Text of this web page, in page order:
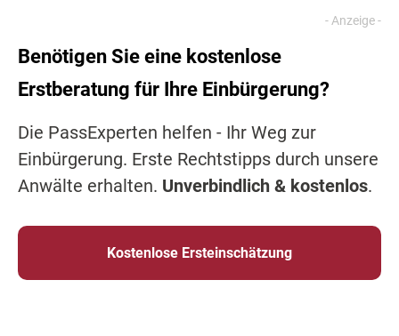
Benötigen Sie eine kostenlose
Erstberatung für Ihre Einbürgerung?
Die PassExperten helfen - Ihr Weg zur
Einbürgerung. Erste Rechtstipps durch unsere
Anwälte erhalten. Unverbindlich & kostenlos.
Kostenlose Ersteinschätzung